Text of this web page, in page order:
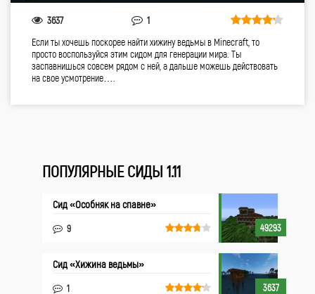
3637 1
Если ты хочешь поскорее найти хижину ведьмы в Minecraft, то
просто воспользуйся этим сидом для генерации мира. Ты
заспавнишься совсем рядом с ней, а дальше можешь действовать
на свое усмотрение….
ПОПУЛЯРНЫЕ СИДЫ 1.11
49293
Сид «Особняк на спавне»
9
3637
Сид «Хижина ведьмы»
1